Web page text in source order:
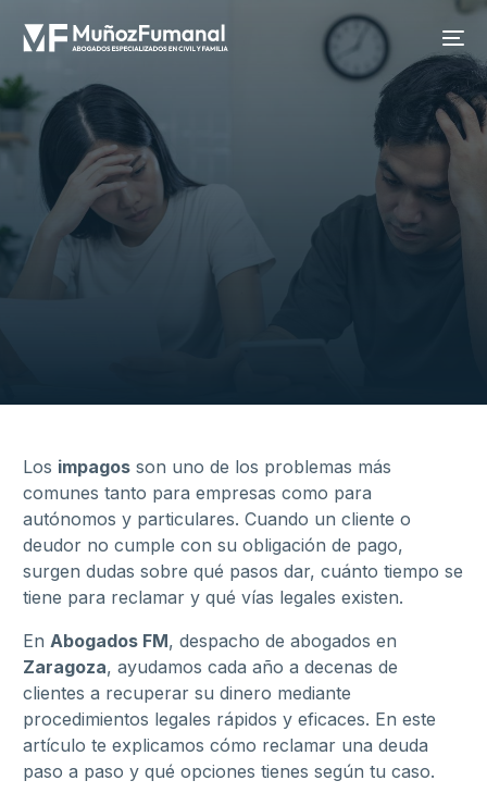
Los impagos son uno de los problemas más
comunes tanto para empresas como para
autónomos y particulares. Cuando un cliente o
deudor no cumple con su obligación de pago,
surgen dudas sobre qué pasos dar, cuánto tiempo se
tiene para reclamar y qué vías legales existen.
EnAbogados FM, despacho de abogados en
Zaragoza, ayudamos cada año a decenas de
clientes a recuperar su dinero mediante
procedimientos legales rápidos y eficaces. En este
artículo te explicamos cómo reclamar una deuda
paso a paso y qué opciones tienes según tu caso.